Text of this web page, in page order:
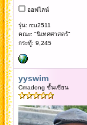
ออฟไลน์
รุ่น: rcu2511
คณะ: "นิเทศศาสตร์"
กระทู้: 9,245
yyswim
Cmadong ชั้นเซียน